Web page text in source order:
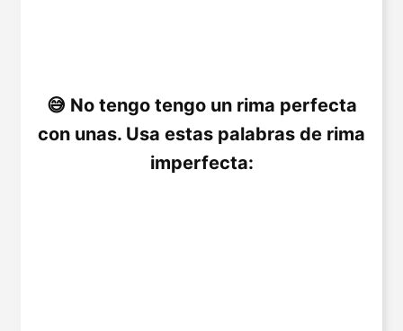
No tengo tengo un rima perfecta
con unas. Usa estas palabras de rima
imperfecta: